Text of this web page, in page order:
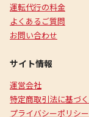
運転代行の料金
よくあるご質問
お問い合わせ
サイト情報
運営会社
特定商取引法に基づ
プライバシーポリシー